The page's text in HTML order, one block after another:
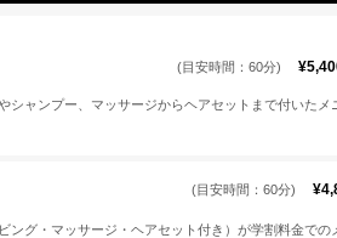
(目安時間：60分)
ャンプー、マッサージからヘアセットまで付いたメ
(目安時間：60分)
ング・マッサージ・ヘアセット付き）が学割料金での